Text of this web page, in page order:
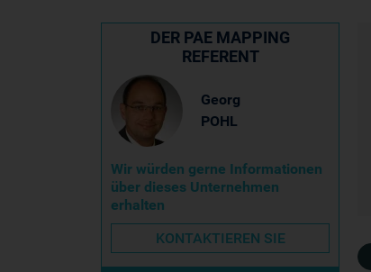
DER PAE MAPPING
REFERENT
Georg
POHL
Wir würden gerne Informationen
über dieses Unternehmen
erhalten
KONTAKTIEREN SIE